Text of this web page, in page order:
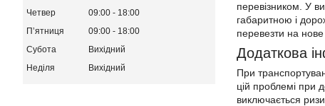
перевізником. У
габаритною і
перевезти на нове
Додаткова
При
цій проблемі при
виключається
Четвер
09:00
18:00
Пʼятниця
09:00
18:00
Субота
Вихідний
Неділя
Вихідний